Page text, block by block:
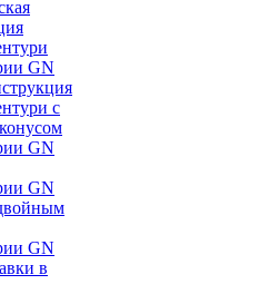
GN
c
GN
GN
GN
в